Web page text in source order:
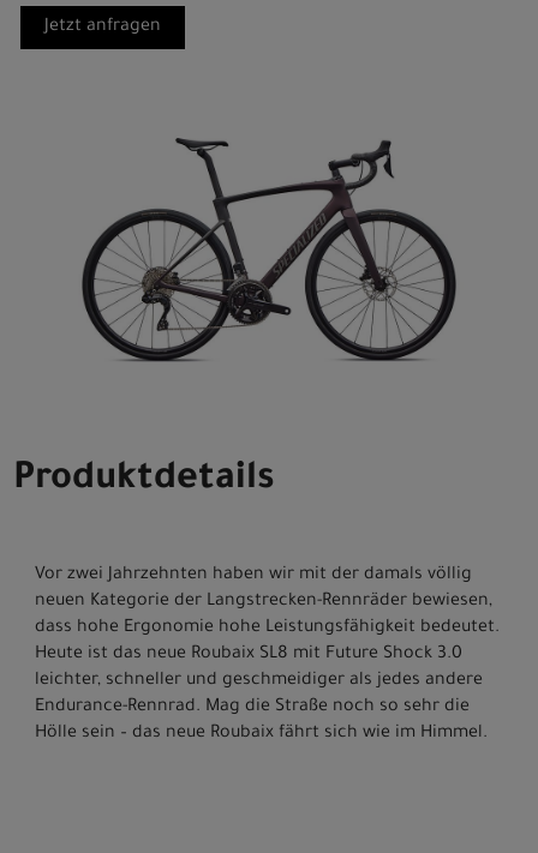
Jetzt anfragen
Produktdetails
Vor zwei Jahrzehnten haben wir mit der damals völlig
neuen Kategorie der Langstrecken-Rennräder bewiesen,
dass hohe Ergonomie hohe Leistungsfähigkeit bedeutet.
Heute ist das neue Roubaix SL8 mit Future Shock 3.0
leichter, schneller und geschmeidiger als jedes andere
Endurance-Rennrad. Mag die Straße noch so sehr die
Hölle sein – das neue Roubaix fährt sich wie im Himmel.